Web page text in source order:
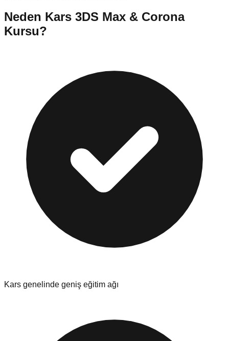
Neden Kars 3DS Max & Corona
Kursu?
Kars genelinde geniş eğitim ağı